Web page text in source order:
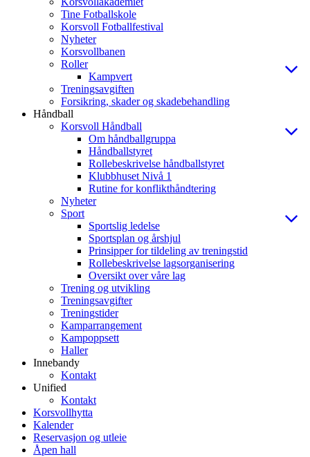
Tine Fotballskole
Korsvoll Fotballfestival
Nyheter
Korsvollbanen
Roller
Kampvert
Treningsavgiften
Forsikring, skader og skadebehandling
Håndball
Korsvoll Håndball
Om håndballgruppa
Håndballstyret
Rollebeskrivelse håndballstyret
Klubbhuset Nivå 1
Rutine for konflikthåndtering
Nyheter
Sport
Sportslig ledelse
Sportsplan og årshjul
Prinsipper for tildeling av treningstid
Rollebeskrivelse lagsorganisering
Oversikt over våre lag
Trening og utvikling
Treningsavgifter
Treningstider
Kamparrangement
Kampoppsett
Haller
Innebandy
Kontakt
Unified
Kontakt
Korsvollhytta
Kalender
Reservasjon og utleie
Åpen hall